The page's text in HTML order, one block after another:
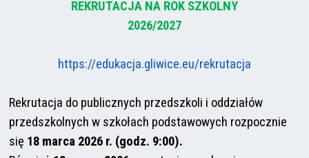
REKRUTACJA NA ROK SZKOLNY
2026/2027
https://edukacja.gliwice.eu/rekrutacja
Rekrutacja do publicznych przedszkoli i oddziałów
przedszkolnych w szkołach podstawowych rozpocznie
się 18 marca 2026 r. (godz. 9:00).